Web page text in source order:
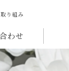
り組み
わせ